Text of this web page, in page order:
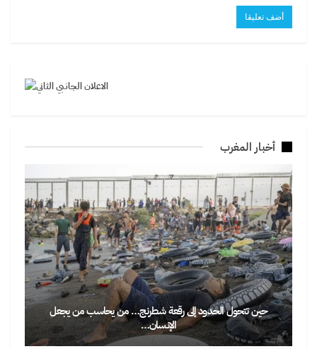
أخبار المغرب
حين تتحول الحدود إلى رقعة شطرنج… من يحاسب من يجعل
الإنسان…